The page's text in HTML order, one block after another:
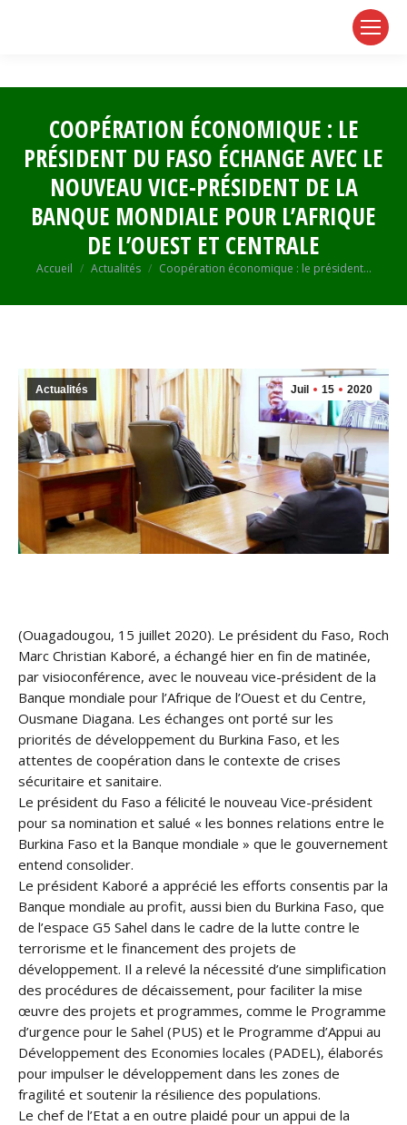
COOPÉRATION ÉCONOMIQUE : LE
PRÉSIDENT DU FASO ÉCHANGE AVEC LE
NOUVEAU VICE-PRÉSIDENT DE LA
BANQUE MONDIALE POUR L’AFRIQUE
DE L’OUEST ET CENTRALE
Vous êtes ici :
Accueil Actualités Coopération économique : le président…
Juil 15 2020
Actualités
(Ouagadougou, 15 juillet 2020). Le président du Faso, Roch
Marc Christian Kaboré, a échangé hier en fin de matinée,
par visioconférence, avec le nouveau vice-président de la
Banque mondiale pour l’Afrique de l’Ouest et du Centre,
Ousmane Diagana. Les échanges ont porté sur les
priorités de développement du Burkina Faso, et les
attentes de coopération dans le contexte de crises
sécuritaire et sanitaire.
Le président du Faso a félicité le nouveau Vice-président
pour sa nomination et salué « les bonnes relations entre le
Burkina Faso et la Banque mondiale » que le gouvernement
entend consolider.
Le président Kaboré a apprécié les efforts consentis par la
Banque mondiale au profit, aussi bien du Burkina Faso, que
de l’espace G5 Sahel dans le cadre de la lutte contre le
terrorisme et le financement des projets de
développement. Il a relevé la nécessité d’une simplification
des procédures de décaissement, pour faciliter la mise
œuvre des projets et programmes, comme le Programme
d’urgence pour le Sahel (PUS) et le Programme d’Appui au
Développement des Economies locales (PADEL), élaborés
pour impulser le développement dans les zones de
fragilité et soutenir la résilience des populations.
Le chef de l’Etat a en outre plaidé pour un appui de la